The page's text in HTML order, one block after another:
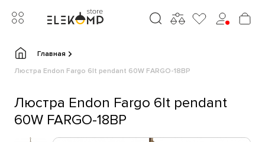
Главная
Люстра Endon Fargo 6lt pendant 60W FARGO-18BP
Люстра Endon Fargo 6lt pendant
60W FARGO-18BP